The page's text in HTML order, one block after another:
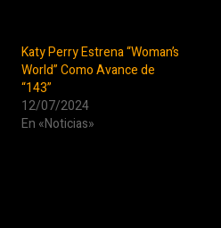
Katy Perry Estrena “Woman’s
World” Como Avance de
“143”
12/07/2024
En «Noticias»